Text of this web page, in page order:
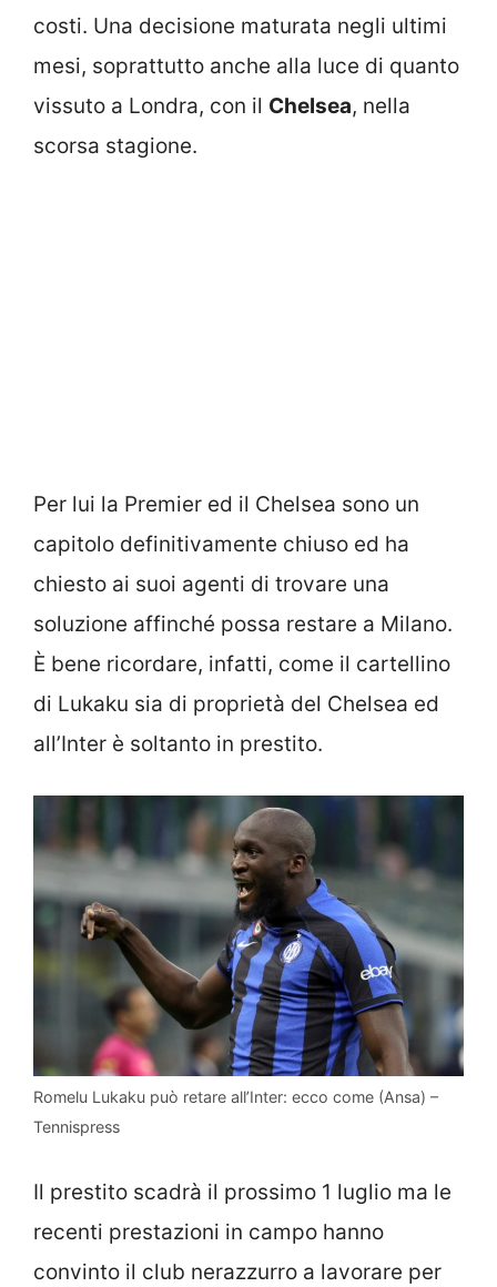
costi. Una decisione maturata negli ultimi
mesi, soprattutto anche alla luce di quanto
vissuto a Londra, con il Chelsea, nella
scorsa stagione.
Per lui la Premier ed il Chelsea sono un
capitolo definitivamente chiuso ed ha
chiesto ai suoi agenti di trovare una
soluzione affinché possa restare a Milano.
È bene ricordare, infatti, come il cartellino
di Lukaku sia di proprietà del Chelsea ed
all’Inter è soltanto in prestito.
Romelu Lukaku può retare all’Inter: ecco come (Ansa) –
Tennispress
Il prestito scadrà il prossimo 1 luglio ma le
recenti prestazioni in campo hanno
convinto il club nerazzurro a lavorare per